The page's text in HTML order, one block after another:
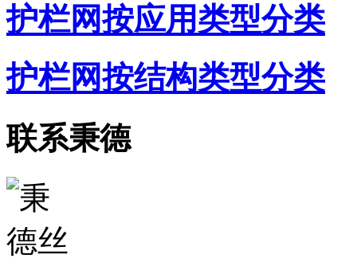
护栏网按应用类型分类
护栏网按结构类型分类
联系秉德